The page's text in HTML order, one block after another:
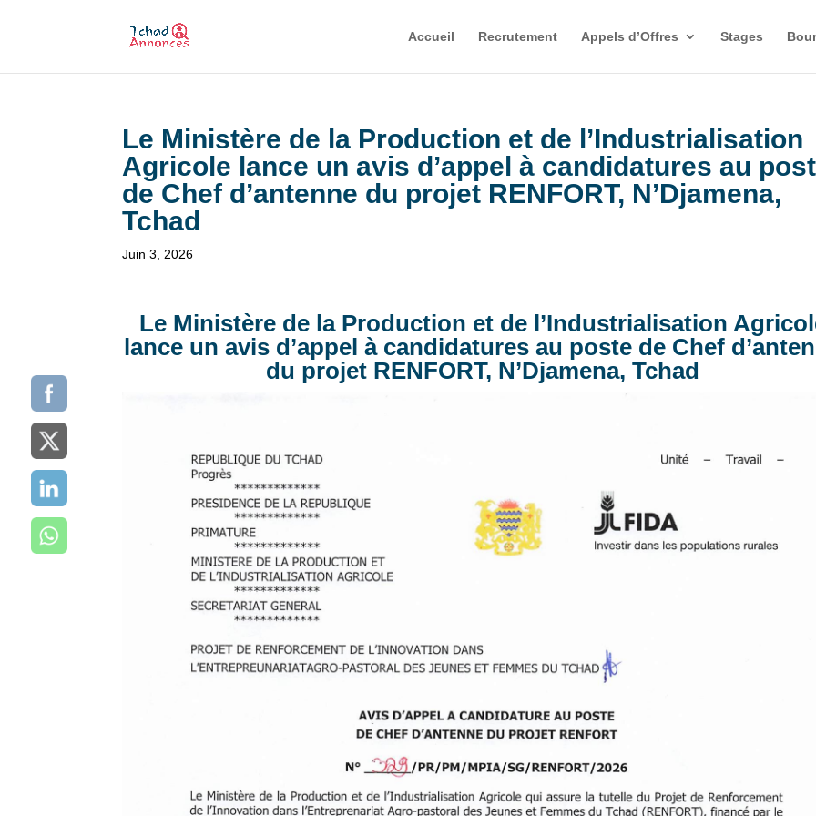
Accueil Recrutement Appels d’Offres Stages
Le Ministère de la Production et de l’Industrialisation
Agricole lance un avis d’appel à candidatures au
de Chef d’antenne du projet RENFORT, N’Djamena,
Tchad
Juin 3, 2026
Le Ministère de la Production et de l’Industrialisation
lance un avis d’appel à candidatures au poste de Chef
du projet RENFORT, N’Djamena, Tchad